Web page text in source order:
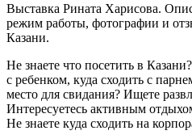
Выставка Рината Харисова.
режим работы, фотографии и
Казани.
Не знаете что посетить в
с ребенком, куда сходить с
место для свидания? Ищете
Интересуетесь активным
Не знаете куда сходить на